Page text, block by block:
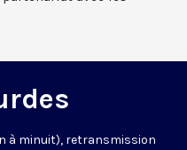
à minuit), retransmission